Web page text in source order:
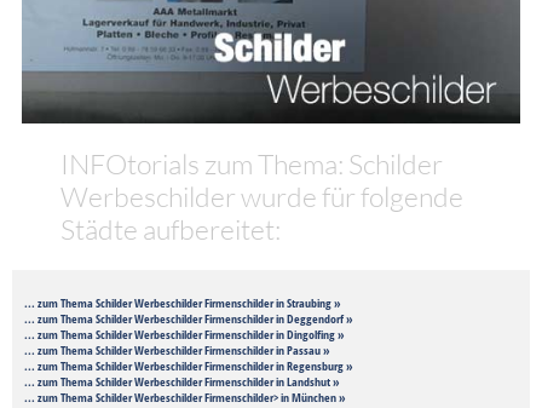
INFOtorials zum Thema: Schilder
Werbeschilder wurde für folgende
Städte aufbereitet:
... zum Thema Schilder Werbeschilder Firmenschilder in Straubing »
... zum Thema Schilder Werbeschilder Firmenschilder in Deggendorf »
... zum Thema Schilder Werbeschilder Firmenschilder in Dingolfing »
... zum Thema Schilder Werbeschilder Firmenschilder in Passau »
... zum Thema Schilder Werbeschilder Firmenschilder in Regensburg »
... zum Thema Schilder Werbeschilder Firmenschilder in Landshut »
... zum Thema Schilder Werbeschilder Firmenschilder> in München »